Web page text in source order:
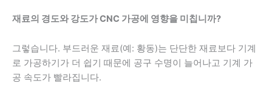
재료의 경도와 강도가 CNC 가공에 영향을 미칩니까?
그렇습니다. 부드러운 재료(예: 황동)는 단단한 재료보다 기계
로 가공하기가 더 쉽기 때문에 공구 수명이 늘어나고 기계 가
공 속도가 빨라집니다.